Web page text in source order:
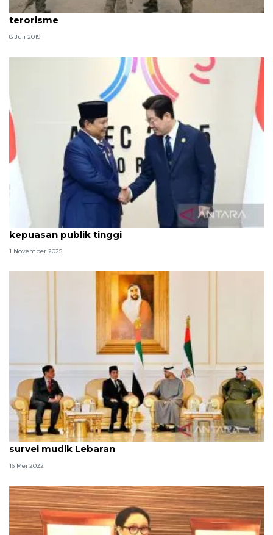
Ryamizard Ryacudu: Ambil alih inisiatif atasi
terorisme
8 Juli 2019
Prabowo dipuji Presiden Korsel karena bisa raih
kepuasan publik tinggi
1 November 2025
Kemarin, Presiden kunjungi Abu Dhabi hingga
survei mudik Lebaran
16 Mei 2022